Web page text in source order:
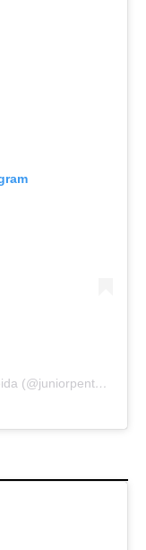
Um post compartilhado por Clovis Almeida (@juniorpentecoste01)